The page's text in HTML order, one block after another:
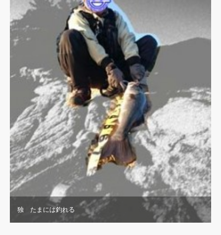
独 たまには釣れる